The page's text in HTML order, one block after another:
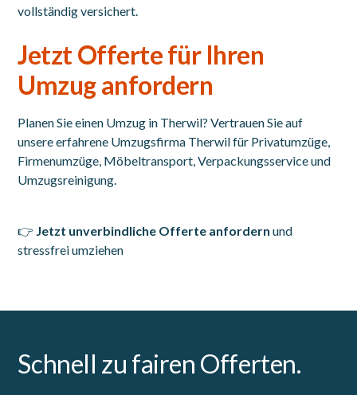
vollständig versichert.
Jetzt Offerte für Ihren
Umzug anfordern
Planen Sie einen Umzug in Therwil? Vertrauen Sie auf
unsere erfahrene Umzugsfirma Therwil für Privatumzüge,
Firmenumzüge, Möbeltransport, Verpackungsservice und
Umzugsreinigung.
👉 Jetzt unverbindliche Offerte anfordern und
stressfrei umziehen
Schnell zu fairen Offerten.